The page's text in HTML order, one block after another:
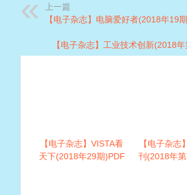
上一篇
【电子杂志】电脑爱好者(2018年19
【电子杂志】工业技术创新(2018
【电子杂志】VISTA看
天下(2018年29期)PDF
【电子杂志
刊(2018年